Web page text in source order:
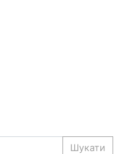
Шукати